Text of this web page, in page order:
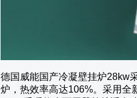
德国威能国产冷凝壁挂炉28kw
炉，热效率高达106%。采用全